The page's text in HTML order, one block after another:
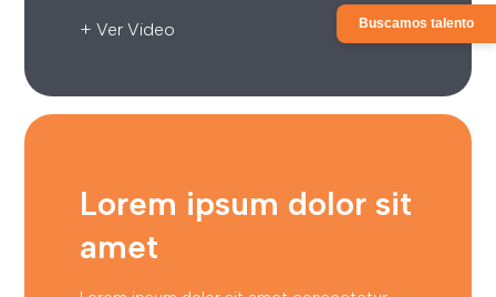
+ Ver Video
Lorem ipsum dolor sit
amet
Buscamos talento